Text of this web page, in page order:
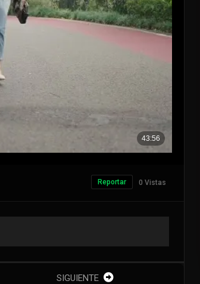
0 Vistas
Reportar
SIGUIENTE